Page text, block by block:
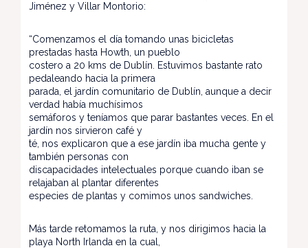
Jiménez y Villar Montorio:
“Comenzamos el día tomando unas bicicletas
prestadas hasta Howth, un pueblo
costero a 20 kms de Dublín. Estuvimos bastante rato
pedaleando hacia la primera
parada, el jardín comunitario de Dublín, aunque a decir
verdad había muchísimos
semáforos y teníamos que parar bastantes veces. En el
jardín nos sirvieron café y
té, nos explicaron que a ese jardín iba mucha gente y
también personas con
discapacidades intelectuales porque cuando iban se
relajaban al plantar diferentes
especies de plantas y comimos unos sandwiches.
Más tarde retomamos la ruta, y nos dirigimos hacia la
playa North Irlanda en la cual,